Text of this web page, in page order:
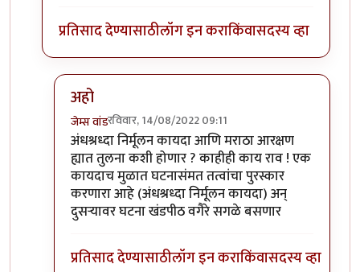
प्रतिसाद देण्यासाठीलॉग इन कराकिंवासदस्य व्हा
अहो
जेम्स वांडरविवार, 14/08/2022 09:11
In reply toविनायक मेटेbyक्लिंटन
अंधश्रध्दा निर्मूलन कायदा आणि मराठा आरक्षण
ह्यात तुलना कशी होणार ? काहीही काय राव ! एक
कायदाच मुळात घटनासंमत तत्वांचा पुरस्कार
करणारा आहे (अंधश्रध्दा निर्मूलन कायदा) अन्
दुसऱ्यावर घटना खंडपीठ वगैरे सगळे बसणार
प्रतिसाद देण्यासाठीलॉग इन कराकिंवासदस्य व्हा